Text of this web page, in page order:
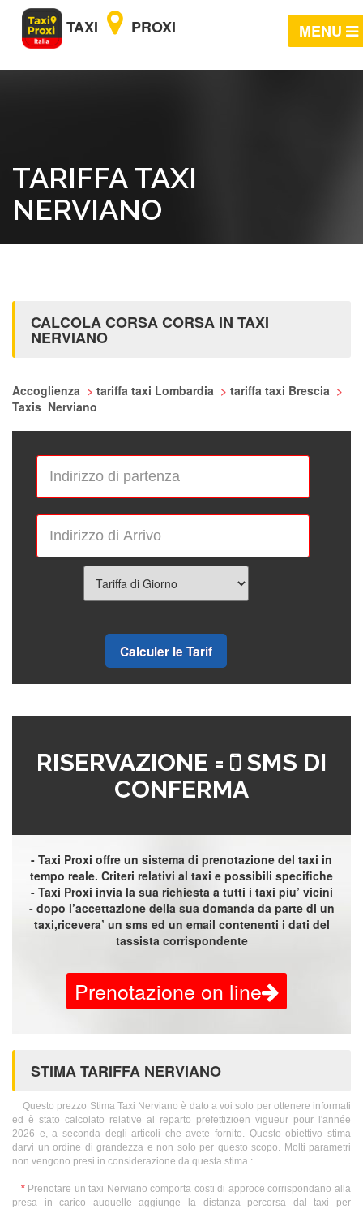
TAXI PROXI MENU
TARIFFA TAXI
NERVIANO
CALCOLA CORSA CORSA IN TAXI
NERVIANO
Accoglienza > tariffa taxi Lombardia > tariffa taxi Brescia >
Taxis Nerviano
Calculer le Tarif
RISERVAZIONE =
SMS DI
CONFERMA
- Taxi Proxi offre un sistema di prenotazione del taxi in
tempo reale. Criteri relativi al taxi e possibili specifiche
- Taxi Proxi invia la sua richiesta a tutti i taxi piu’ vicini
- dopo l’accettazione della sua domanda da parte di un
taxi,ricevera’ un sms ed un email contenenti i dati del
tassista corrispondente
Prenotazione on line
STIMA TARIFFA NERVIANO
Questo prezzo Stima Taxi Nerviano è dato a voi solo per ottenere informati
ed è stato calcolato relative al reparto prefettizioen vigueur pour l'année
2026 e, a seconda degli articoli che avete fornito. Questo obiettivo stima
darvi un ordine di grandezza e non solo per questo scopo. Molti parametri
non vengono presi in considerazione da questa stima :
*Prenotare un taxi Nerviano comporta costi di approce corrispondano alla
presa in carico auquelle aggiunge la distanza percorsa dal taxi per